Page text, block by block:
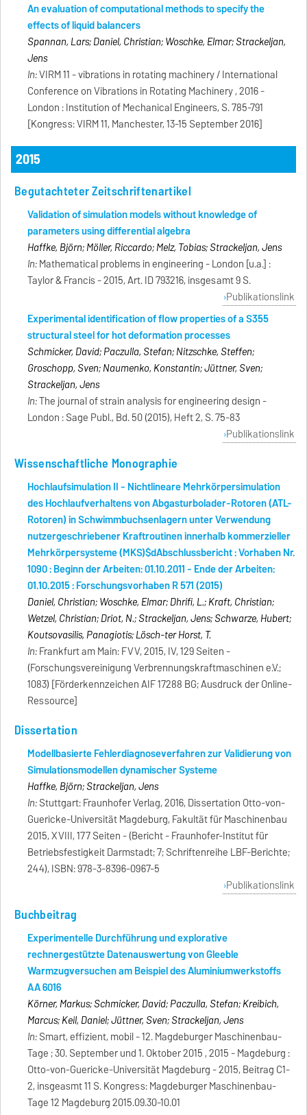
An evaluation of computational methods to specify the
effects of liquid balancers
Spannan, Lars; Daniel, Christian; Woschke, Elmar; Strackeljan,
Jens
In:VIRM 11 - vibrations in rotating machinery / International
Conference on Vibrations in Rotating Machinery , 2016 -
London : Institution of Mechanical Engineers, S. 785-791
[Kongress: VIRM 11, Manchester, 13-15 September 2016]
2015
Begutachteter Zeitschriftenartikel
Validation of simulation models without knowledge of
parameters using differential algebra
Haffke, Björn; Möller, Riccardo; Melz, Tobias; Strackeljan, Jens
In:Mathematical problems in engineering - London [u.a.] :
Taylor & Francis - 2015, Art. ID 793216, insgesamt 9 S.
Publikationslink
Experimental identification of flow properties of a S355
structural steel for hot deformation processes
Schmicker, David; Paczulla, Stefan; Nitzschke, Steffen;
Groschopp, Sven; Naumenko, Konstantin; Jüttner, Sven;
Strackeljan, Jens
In:The journal of strain analysis for engineering design -
London : Sage Publ., Bd. 50 (2015), Heft 2, S. 75-83
Publikationslink
Wissenschaftliche Monographie
Hochlaufsimulation II - Nichtlineare Mehrkörpersimulation
des Hochlaufverhaltens von Abgasturbolader-Rotoren (ATL-
Rotoren) in Schwimmbuchsenlagern unter Verwendung
nutzergeschriebener Kraftroutinen innerhalb kommerzieller
Mehrkörpersysteme (MKS)$dAbschlussbericht : Vorhaben Nr.
1090 : Beginn der Arbeiten: 01.10.2011 - Ende der Arbeiten:
01.10.2015 : Forschungsvorhaben R 571 (2015)
Daniel, Christian; Woschke, Elmar; Dhrifi, L.; Kraft, Christian;
Wetzel, Christian; Driot, N.; Strackeljan, Jens; Schwarze, Hubert;
Koutsovasilis, Panagiotis; Lösch-ter Horst, T.
In:Frankfurt am Main: FVV, 2015, IV, 129 Seiten -
(Forschungsvereinigung Verbrennungskraftmaschinen e.V.;
1083) [Förderkennzeichen AIF 17288 BG; Ausdruck der Online-
Ressource]
Dissertation
Modellbasierte Fehlerdiagnoseverfahren zur Validierung von
Simulationsmodellen dynamischer Systeme
Haffke, Björn; Strackeljan, Jens
In:Stuttgart: Fraunhofer Verlag, 2016, Dissertation Otto-von-
Guericke-Universität Magdeburg, Fakultät für Maschinenbau
2015, XVIII, 177 Seiten - (Bericht - Fraunhofer-Institut für
Betriebsfestigkeit Darmstadt; 7; Schriftenreihe LBF-Berichte;
244), ISBN: 978-3-8396-0967-5
Publikationslink
Buchbeitrag
Experimentelle Durchführung und explorative
rechnergestützte Datenauswertung von Gleeble
Warmzugversuchen am Beispiel des Aluminiumwerkstoffs
AA 6016
Körner, Markus; Schmicker, David; Paczulla, Stefan; Kreibich,
Marcus; Keil, Daniel; Jüttner, Sven; Strackeljan, Jens
In:Smart, effizient, mobil - 12. Magdeburger Maschinenbau-
Tage ; 30. September und 1. Oktober 2015 , 2015 - Magdeburg :
Otto-von-Guericke-Universität Magdeburg - 2015, Beitrag C1-
2, insgeasmt 11 S. Kongress: Magdeburger Maschinenbau-
Tage 12 Magdeburg 2015.09.30-10.01